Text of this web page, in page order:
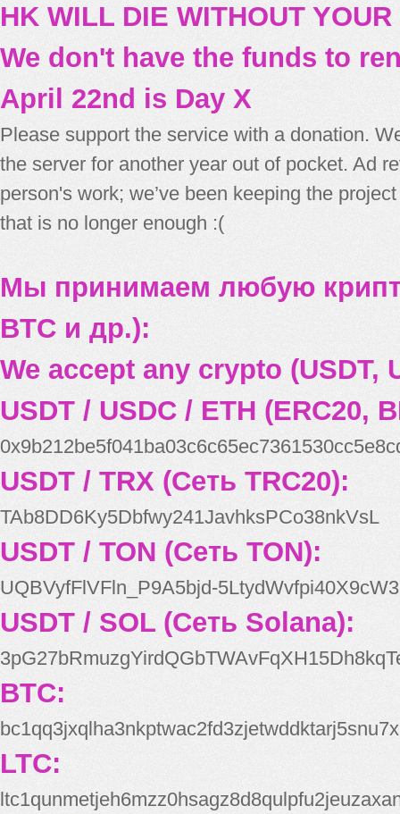
HK WILL DIE WITHOUT
We don't have the funds to
April 22nd is Day X
Please support the service with a donation.
the server for another year out of pocket. Ad
person's work; we’ve been keeping the
that is no longer enough :(
Мы принимаем любую
BTC и др.):
We accept any crypto (USDT,
USDT / USDC / ETH (ERC20,
USDT / TRX (Сеть TRC20):
TAb8DD6Ky5Dbfwy241JavhksPCo38nkVsL
USDT / TON (Сеть TON):
UQBVyfFlVFln_P9A5bjd-
USDT / SOL (Сеть Solana):
BTC:
bc1qq3jxqlha3nkptwac2fd3zjetwddktarj5snu7x
LTC: